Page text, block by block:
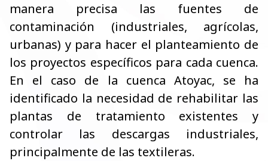
manera precisa las fuentes de
contaminación (industriales, agrícolas,
urbanas) y para hacer el planteamiento de
los proyectos específicos para cada cuenca.
En el caso de la cuenca Atoyac, se ha
identificado la necesidad de rehabilitar las
plantas de tratamiento existentes y
controlar las descargas industriales,
principalmente de las textileras.